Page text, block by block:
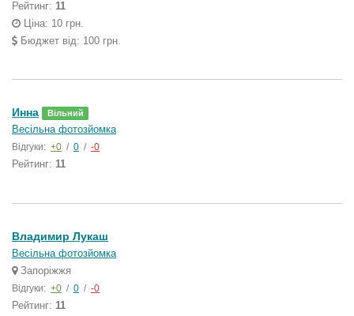
Рейтинг: 11
Ціна: 10 грн.
Бюджет від: 100 грн.
Инна Вільний
Весільна фотозйомка
Відгуки: +0 / 0 / -0
Рейтинг: 11
Владимир Лукаш
Весільна фотозйомка
Запоріжжя
Відгуки: +0 / 0 / -0
Рейтинг: 11